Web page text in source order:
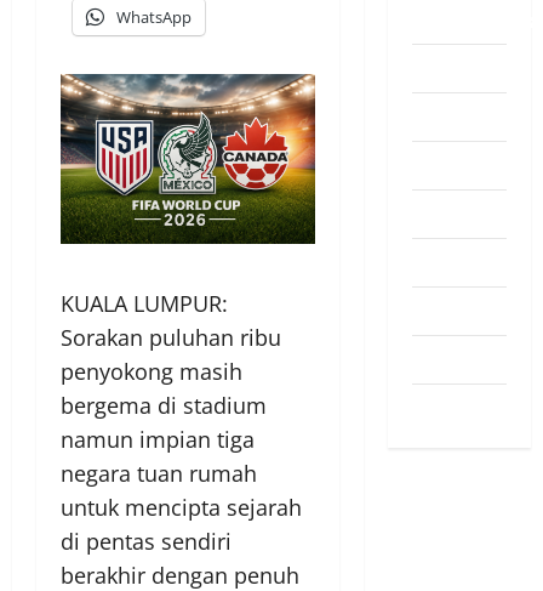
WhatsApp
KUALA LUMPUR:
Sorakan puluhan ribu
penyokong masih
bergema di stadium
namun impian tiga
negara tuan rumah
untuk mencipta sejarah
di pentas sendiri
berakhir dengan penuh